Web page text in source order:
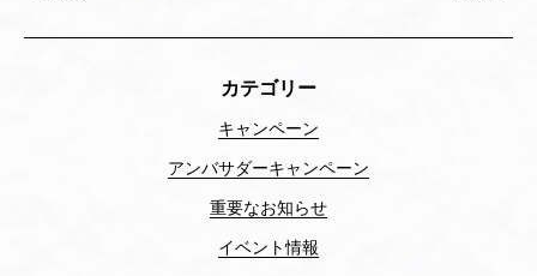
カテゴリー
キャンペーン
アンバサダーキャンペーン
重要なお知らせ
イベント情報